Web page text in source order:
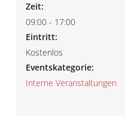
Zeit:
09:00 - 17:00
Eintritt:
Kostenlos
Eventskategorie:
Interne Veranstaltungen